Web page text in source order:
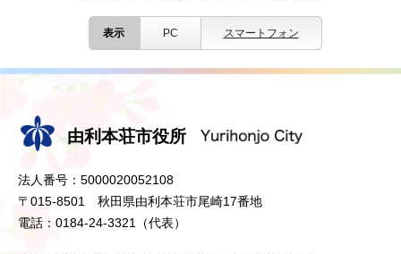
表示 PC スマートフォン
由利本荘市役所
法人番号：5000020052108
〒015-8501 秋田県由利本荘市尾崎17番地
電話：0184-24-3321（代表）